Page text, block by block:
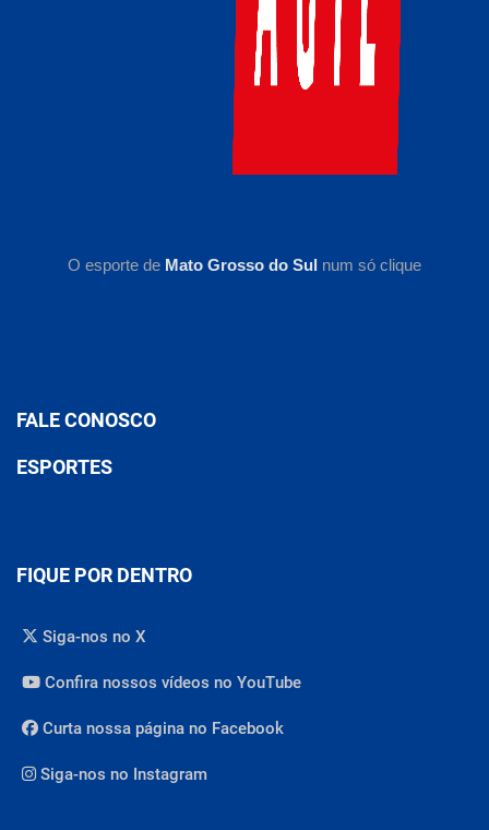
O esporte de Mato Grosso do Sul num só clique
FALE CONOSCO
ESPORTES
FIQUE POR DENTRO
Siga-nos no X
Confira nossos vídeos no YouTube
Curta nossa página no Facebook
Siga-nos no Instagram